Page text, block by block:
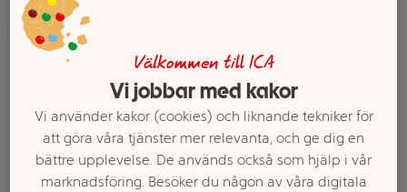
Välkommen till ICA
Vi jobbar med kakor
Vi använder kakor (cookies) och liknande tekniker för
att göra våra tjänster mer relevanta, och ge dig en
bättre upplevelse. De används också som hjälp i vår
marknadsföring. Besöker du någon av våra digitala